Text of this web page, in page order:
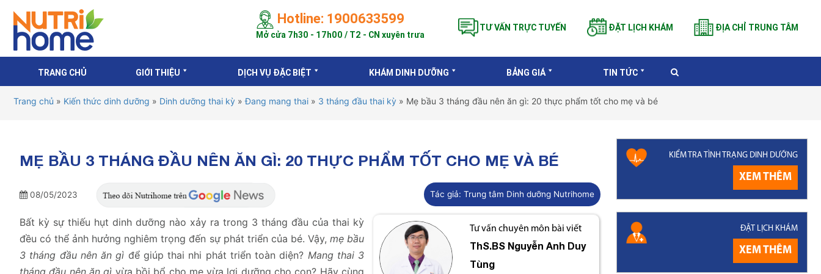
Hotline: 1900633599
Mở cửa 7h30 - 17h00 / T2 - CN xuyên trưa
TƯ VẤN TRỰC TUYẾN ĐẶT LỊCH KHÁM ĐỊA CHỈ TRUNG TÂM
TRANG CHỦ GIỚI THIỆU DỊCH VỤ ĐẶC BIỆT KHÁM DINH DƯỠNG BẢNG GIÁ TIN TỨC
Trang chủ » Kiến thức dinh dưỡng » Dinh dưỡng thai kỳ »Đang mang thai » 3 tháng đầu thai kỳ » Mẹ bầu 3 tháng đầu nên ăn gì: 20 thực phẩm tốt cho mẹ và bé
MẸ BẦU 3 THÁNG ĐẦU NÊN ĂN GÌ: 20 THỰC PHẨM TỐT CHO MẸ VÀ BÉ
08/05/2023 Tác giả: Trung tâm Dinh dưỡng Nutrihome
Tư vấn chuyên môn bài viết
ThS.BSNguyễn Anh Duy
Tùng
Bất kỳ sự thiếu hụt dinh dưỡng nào xảy ra trong 3 tháng đầu của thai kỳ
đều có thể ảnh hưởng nghiêm trọng đến sự phát triển của bé. Vậy, mẹ bầu
3 tháng đầu nên ăn gì để giúp thai nhi phát triển toàn diện? Mang thai 3
KIỂM TRA TÌNH TRẠNG DINH DƯỠNG
XEM THÊM
ĐẶT LỊCH KHÁM
XEM THÊM